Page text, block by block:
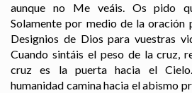
aunque no Me veáis. Os pido
Solamente por medio de la oración
Designios de Dios para vuestras
Cuando sintáis el peso de la cruz,
cruz es la puerta hacia el
humanidad camina hacia el abismo